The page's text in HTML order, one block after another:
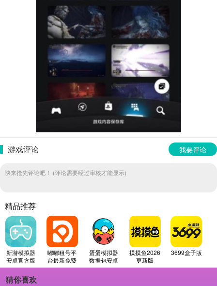
游戏评论 我要评论
快来抢先评论吧！ (评论需要经过审核才能显示)
精品推荐
新游模拟器
安卓官方版
嘟嘟租号平
台最新免费
版
蛋蛋模拟器
数据包安卓
版
摸摸鱼2026
更新版
3699盒子版
猜你喜欢